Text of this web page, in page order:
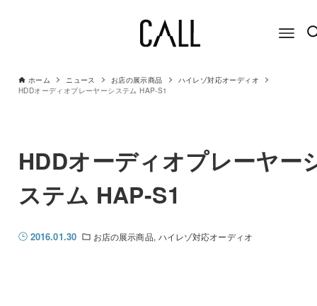
ホーム ニュース お店の展示商品
ハイレゾ対応オーディオ
HDDオーディオプレーヤーシステム HAP-S1
HDDオーディオプレーヤー
ステム HAP-S1
2016.01.30 お店の展示商品 ハイレゾ対応オーディオ